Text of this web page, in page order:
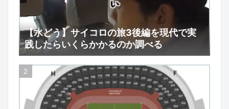
【水どう】サイコロの旅3後編を現代で実
践したらいくらかかるのか調べる